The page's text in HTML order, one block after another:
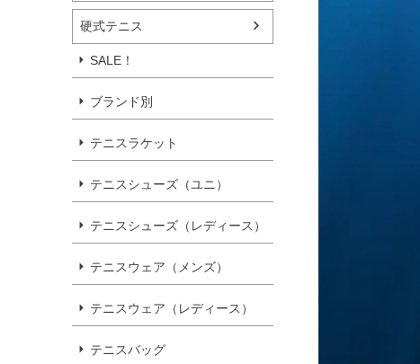
硬式テニス
SALE！
ブランド別
テニスラケット
テニスシューズ（ユニ）
テニスシューズ（レディース）
テニスウェア（メンズ）
テニスウェア（レディース）
テニスバッグ